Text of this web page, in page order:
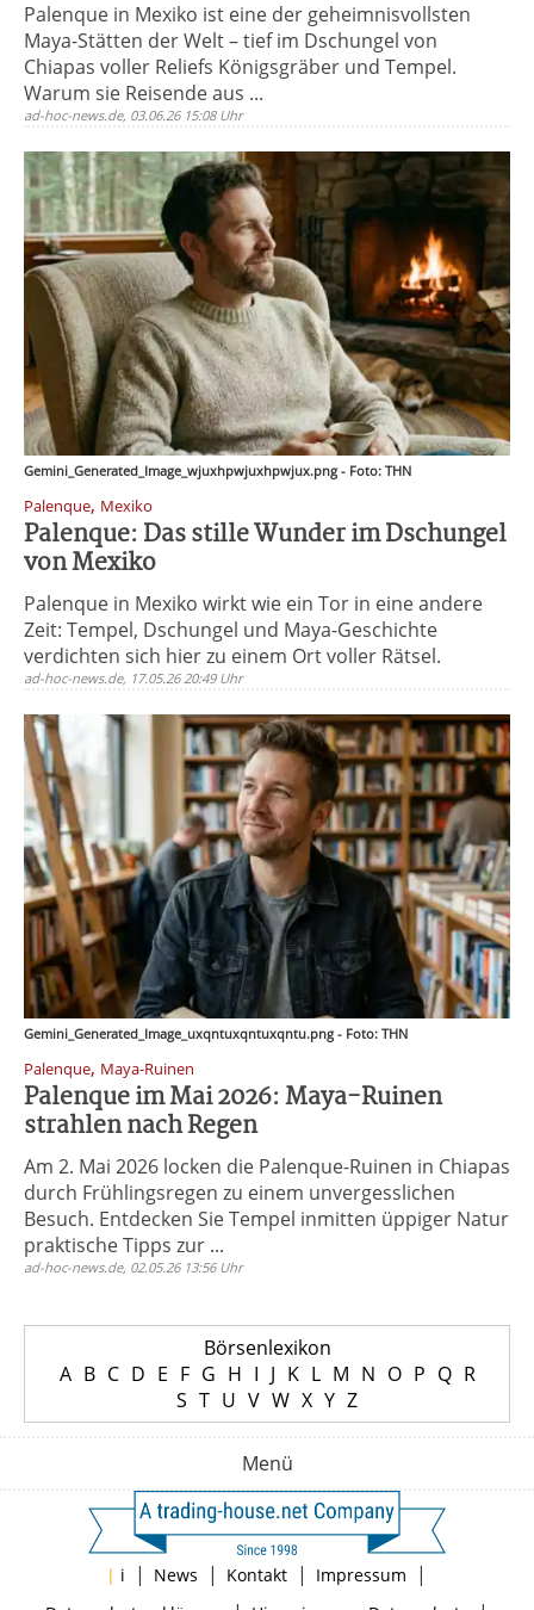
Palenque in Mexiko ist eine der geheimnisvollsten
Maya-Stätten der Welt – tief im Dschungel von
Chiapas voller Reliefs Königsgräber und Tempel.
Warum sie Reisende aus ...
ad-hoc-news.de, 03.06.26 15:08 Uhr
Gemini_Generated_Image_wjuxhpwjuxhpwjux.png - Foto: THN
Palenque, Mexiko
Palenque: Das stille Wunder im Dschungel
von Mexiko
Palenque in Mexiko wirkt wie ein Tor in eine andere
Zeit: Tempel, Dschungel und Maya-Geschichte
verdichten sich hier zu einem Ort voller Rätsel.
ad-hoc-news.de, 17.05.26 20:49 Uhr
Gemini_Generated_Image_uxqntuxqntuxqntu.png - Foto: THN
Palenque, Maya-Ruinen
Palenque im Mai 2026: Maya-Ruinen
strahlen nach Regen
Am 2. Mai 2026 locken die Palenque-Ruinen in Chiapas
durch Frühlingsregen zu einem unvergesslichen
Besuch. Entdecken Sie Tempel inmitten üppiger Natur
praktische Tipps zur ...
ad-hoc-news.de, 02.05.26 13:56 Uhr
Börsenlexikon
A B C D E F G H I J K L M N O P Q R
S T U V W X Y Z
Menü
| i | News | Kontakt | Impressum |